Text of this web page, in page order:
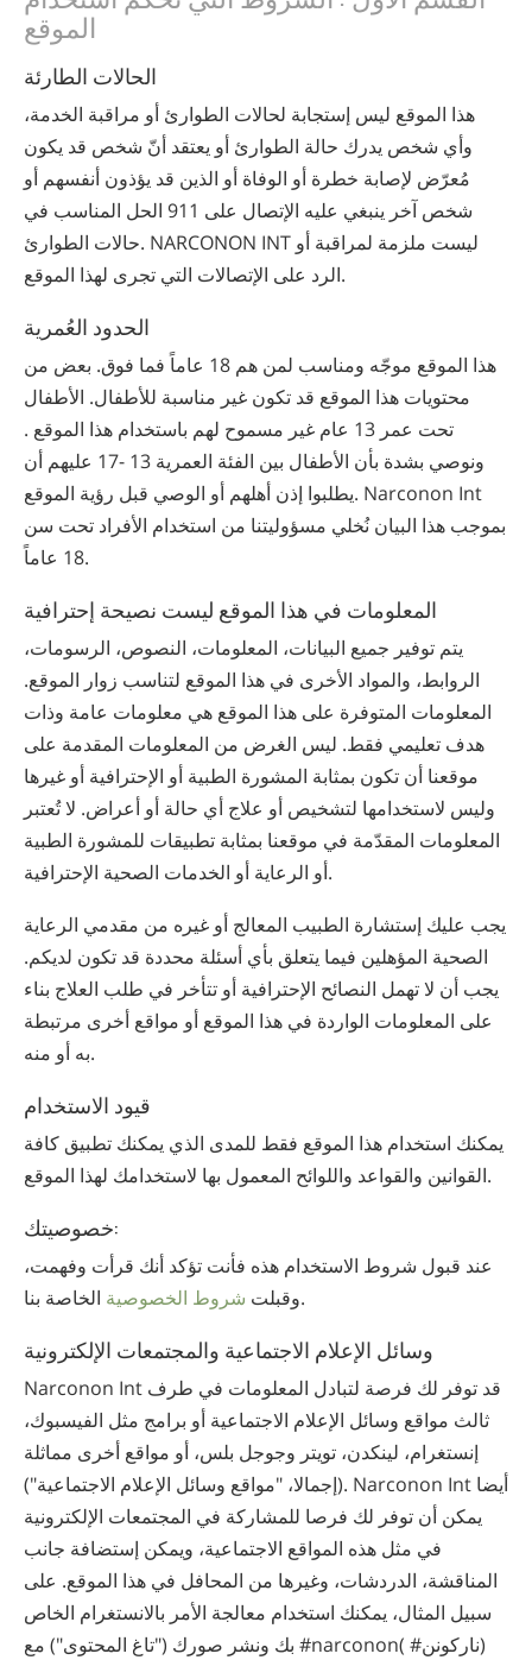
الموقع
الحالات الطارئة
هذا الموقع ليس إستجابة لحالات الطوارئ أو مراقبة الخدمة،
وأي شخص يدرك حالة الطوارئ أو يعتقد أنّ شخص قد يكون
مُعرّض لإصابة خطرة أو الوفاة أو الذين قد يؤذون أنفسهم أو
شخص آخر ينبغي عليه الإتصال على 911 الحل المناسب في
حالات الطوارئ. NARCONON INT ليست ملزمة لمراقبة أو
الرد على الإتصالات التي تجرى لهذا الموقع.
الحدود العُمرية
هذا الموقع موجّه ومناسب لمن هم 18 عاماً فما فوق. بعض من
محتويات هذا الموقع قد تكون غير مناسبة للأطفال. الأطفال
تحت عمر 13 عام غير مسموح لهم باستخدام هذا الموقع .
ونوصي بشدة بأن الأطفال بين الفئة العمرية 13 -17 عليهم أن
يطلبوا إذن أهلهم أو الوصي قبل رؤية الموقع. Narconon Int
بموجب هذا البيان نُخلي مسؤوليتنا من استخدام الأفراد تحت سن
18 عاماً.
المعلومات في هذا الموقع ليست نصيحة إحترافية
يتم توفير جميع البيانات، المعلومات، النصوص، الرسومات،
الروابط، والمواد الأخرى في هذا الموقع لتناسب زوار الموقع.
المعلومات المتوفرة على هذا الموقع هي معلومات عامة وذات
هدف تعليمي فقط. ليس الغرض من المعلومات المقدمة على
موقعنا أن تكون بمثابة المشورة الطبية أو الإحترافية أو غيرها
وليس لاستخدامها لتشخيص أو علاج أي حالة أو أعراض. لا تُعتبر
المعلومات المقدّمة في موقعنا بمثابة تطبيقات للمشورة الطبية
أو الرعاية أو الخدمات الصحية الإحترافية.
يجب عليك إستشارة الطبيب المعالج أو غيره من مقدمي الرعاية
الصحية المؤهلين فيما يتعلق بأي أسئلة محددة قد تكون لديكم.
يجب أن لا تهمل النصائح الإحترافية أو تتأخر في طلب العلاج بناء
على المعلومات الواردة في هذا الموقع أو مواقع أخرى مرتبطة
به أو منه.
قيود الاستخدام
يمكنك استخدام هذا الموقع فقط للمدى الذي يمكنك تطبيق كافة
القوانين والقواعد واللوائح المعمول بها لاستخدامك لهذا الموقع.
خصوصيتك:
عند قبول شروط الاستخدام هذه فأنت تؤكد أنك قرأت وفهمت،
وقبلت شروط الخصوصية الخاصة بنا.
وسائل الإعلام الاجتماعية والمجتمعات الإلكترونية
Narconon Int قد توفر لك فرصة لتبادل المعلومات في طرف
ثالث مواقع وسائل الإعلام الاجتماعية أو برامج مثل الفيسبوك،
إنستغرام، لينكدن، تويتر وجوجل بلس، أو مواقع أخرى مماثلة
(إجمالا، "مواقع وسائل الإعلام الاجتماعية"). Narconon Int أيضا
يمكن أن توفر لك فرصا للمشاركة في المجتمعات الإلكترونية
في مثل هذه المواقع الاجتماعية، ويمكن إستضافة جانب
المناقشة، الدردشات، وغيرها من المحافل في هذا الموقع. على
سبيل المثال، يمكنك استخدام معالجة الأمر بالانستغرام الخاص
بك ونشر صورك ("تاغ المحتوى") مع #narconon( #ناركونن)